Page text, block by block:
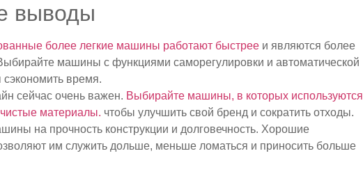
выводы
более легкие машины работают быстрее и являются более
машины с функциями саморегулировки и автоматической
сэкономить время.
сейчас очень важен. Выбирайте машины, в которых используются
чистые материалы. чтобы улучшить свой бренд и сократить отходы.
на прочность конструкции и долговечность. Хорошие
им служить дольше, меньше ломаться и приносить больше